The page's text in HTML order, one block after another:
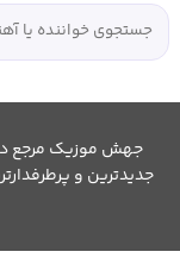
جهش موزیک مرجع
جدیدترین و